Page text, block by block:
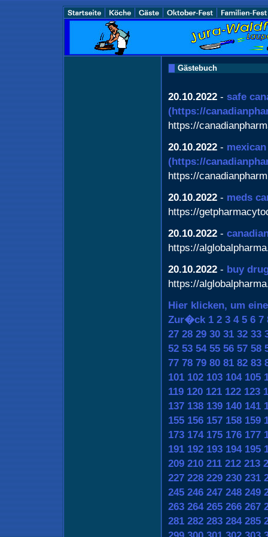
Gästebuch
20.10.2022 - safe
(https://
https://
20.10.2022 -
(https://
https://
20.10.2022 - meds
https://
20.10.2022 -
https://
20.10.2022 - buy
https://
Hier klicken, um
Zur�ck 1 2 3 4 5 6 7
27 28 29 30 31 32 33
52 53 54 55 56 57 58
77 78 79 80 81 82 83
101 102 103 104 105
119 120 121 122 123
137 138 139 140 141
155 156 157 158 159
173 174 175 176 177
191 192 193 194 195
209 210 211 212 213
227 228 229 230 231
245 246 247 248 249
263 264 265 266 267
281 282 283 284 285